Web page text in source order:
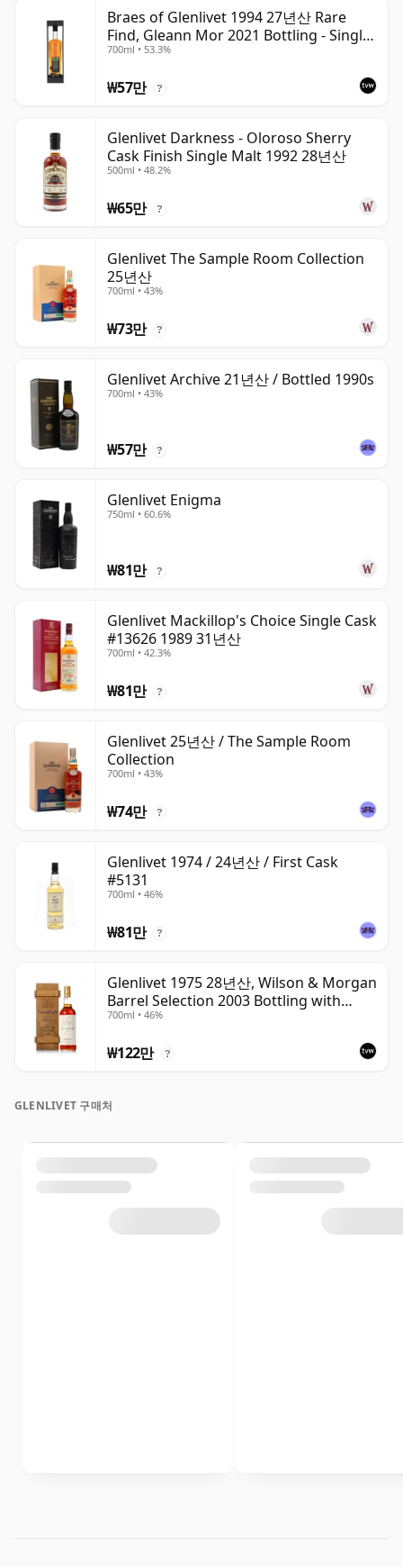
Braes of Glenlivet 1994 27년산 Rare
Find, Gleann Mor 2021 Bottling - Single
Cask 165617
700ml • 53.3%
₩57만 ?
Glenlivet Darkness - Oloroso Sherry
Cask Finish Single Malt 1992 28년산
500ml • 48.2%
₩65만 ?
Glenlivet The Sample Room Collection
25년산
700ml • 43%
₩73만 ?
Glenlivet Archive 21년산 / Bottled 1990s
700ml • 43%
₩57만 ?
Glenlivet Enigma
750ml • 60.6%
₩81만 ?
Glenlivet Mackillop's Choice Single Cask
#13626 1989 31년산
700ml • 42.3%
₩81만 ?
Glenlivet 25년산 / The Sample Room
Collection
700ml • 43%
₩74만 ?
Glenlivet 1974 / 24년산 / First Cask
#5131
700ml • 46%
₩81만 ?
Glenlivet 1975 28년산, Wilson & Morgan
Barrel Selection 2003 Bottling with
Wooden Box
700ml • 46%
₩122만 ?
GLENLIVET 구매처